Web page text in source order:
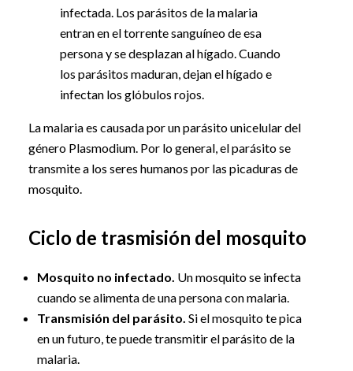
infectada. Los parásitos de la malaria
entran en el torrente sanguíneo de esa
persona y se desplazan al hígado. Cuando
los parásitos maduran, dejan el hígado e
infectan los glóbulos rojos.
La malaria es causada por un parásito unicelular del
género Plasmodium. Por lo general, el parásito se
transmite a los seres humanos por las picaduras de
mosquito.
Ciclo de trasmisión del mosquito
Mosquito no infectado. Un mosquito se infecta
cuando se alimenta de una persona con malaria.
Transmisión del parásito. Si el mosquito te pica
en un futuro, te puede transmitir el parásito de la
malaria.